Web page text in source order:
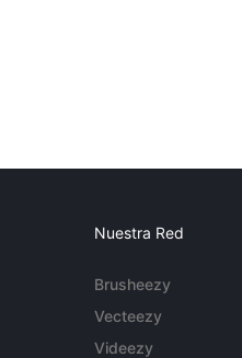
Nuestra Red
Brusheezy
Vecteezy
Videezy